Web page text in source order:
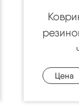
Цена